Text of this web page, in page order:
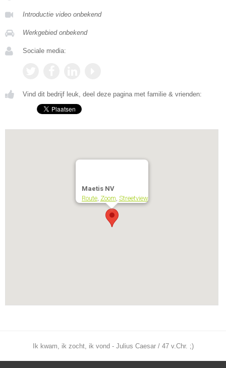
Introductie video onbekend
Werkgebied onbekend
Sociale media:
Vind dit bedrijf leuk, deel deze pagina met familie & vrienden:
Maetis NV
Route, Zoom, Streetview
Ik kwam, ik zocht, ik vond - Julius Caesar / 47 v.Chr. ;)